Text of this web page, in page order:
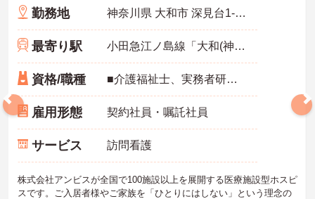
勤務地 神奈川県 大和市 深見台1-7-4
最寄り駅 小田急江ノ島線「大和(神奈川)駅」徒歩9分
資格/職種 ■介護福祉士、実務者研修、初任者研修 いずれか ※特養、老健、病院、有老などの実務経験1年以上ある方 ※身体介護の経験年以上ある方、機械浴の使用の経験のある方歓迎
雇用形態 契約社員・嘱託社員
サービス 訪問看護
株式会社アンビスが全国で100施設以上を展開する医療施設型ホスピ
スです。ご入居者様やご家族を「ひとりにはしない」という理念の